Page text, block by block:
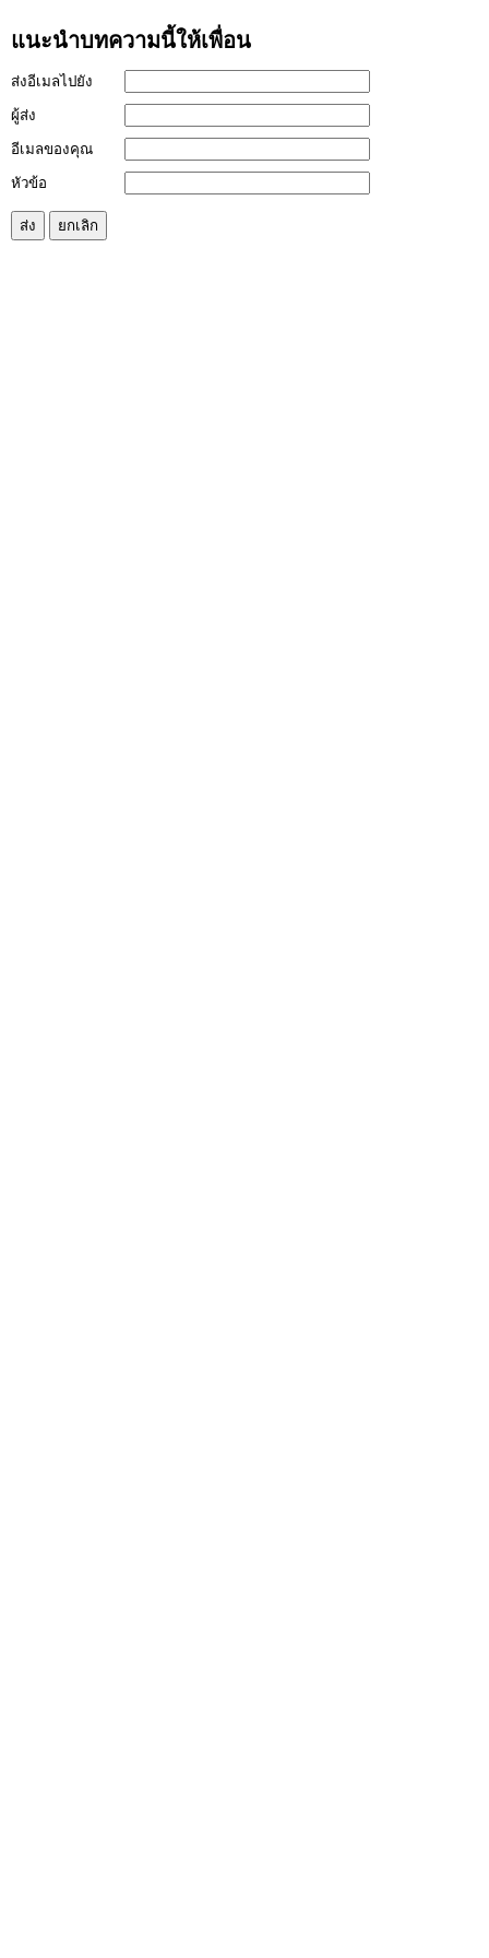
แนะนำบทความนี้ให้เพื่อน
ส่งอีเมลไปยัง
ผู้ส่ง
อีเมลของคุณ
หัวข้อ
ส่ง ยกเลิก